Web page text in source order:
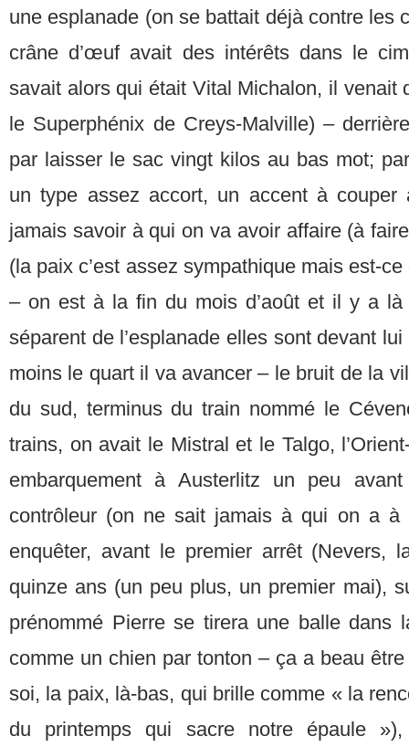
une esplanade (on se battait déjà contre les
crâne d’œuf avait des intérêts dans le
savait alors qui était Vital Michalon, il venait
le Superphénix de Creys-Malville) –
par laisser le sac vingt kilos au bas mot;
un type assez accort, un accent à
jamais savoir à qui on va avoir affaire (à
(la paix c’est assez sympathique mais est-
– on est à la fin du mois d’août et il y a
séparent de l’esplanade elles sont devant
moins le quart il va avancer – le bruit de la
du sud, terminus du train nommé le
trains, on avait le Mistral et le Talgo,
embarquement à Austerlitz un peu
contrôleur (on ne sait jamais à qui on a à
enquêter, avant le premier arrêt (Nevers,
quinze ans (un peu plus, un premier mai),
prénommé Pierre se tirera une balle dans
comme un chien par tonton – ça a beau
soi, la paix, là-bas, qui brille comme « la
du printemps qui sacre notre épaule